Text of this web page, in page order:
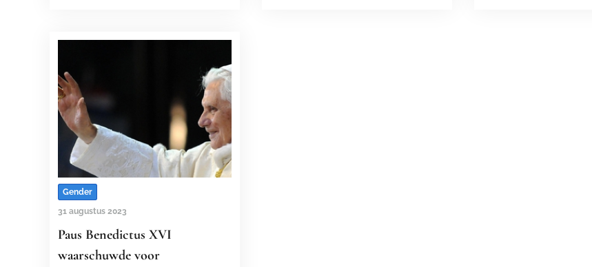
Gender
31 augustus 2023
Paus Benedictus XVI
waarschuwde voor